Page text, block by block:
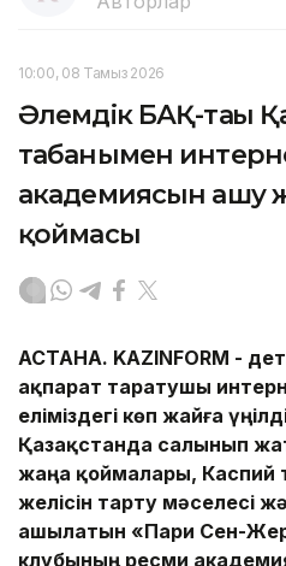
10:00, 08 Тамыз 2026
Әлемдік БАҚ-тағы
табанымен
академиясын ашу
қоймасы
АСТАНА. KAZINFORM -
ақпарат таратушы
еліміздегі көп жайға
Қазақстанда салынып
жаңа қоймалары, Каспий
желісін тарту мәселесі
ашылатын «Пари Сен-
клубының ресми